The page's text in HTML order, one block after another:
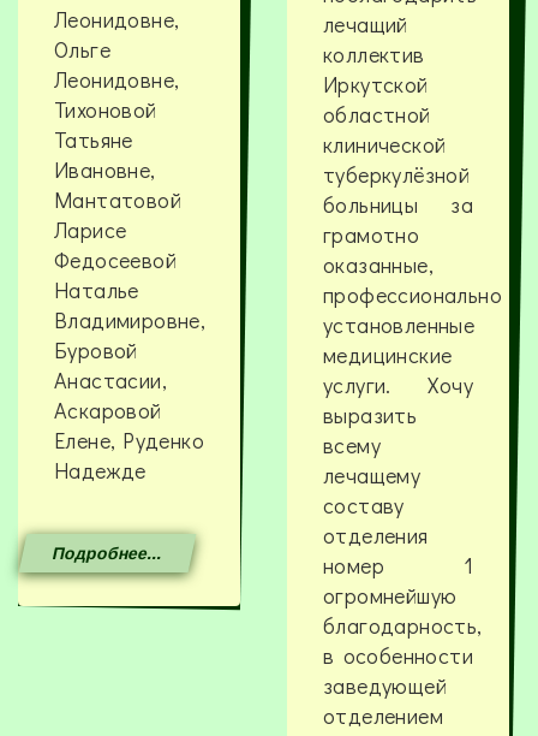
Леонидовне,
Ольге
Леонидовне,
Тихоновой
Татьяне
Ивановне,
Мантатовой
Ларисе
Федосеевой
Наталье
Владимировне,
Буровой
Анастасии,
Аскаровой
Елене, Руденко
Надежде
Подробнее...
лечащий
коллектив
Иркутской
областной
клинической
туберкулёзной
больницы за
грамотно
оказанные,
профессионально
установленные
медицинские
услуги. Хочу
выразить
всему
лечащему
составу
отделения
номер 1
огромнейшую
благодарность,
в особенности
заведующей
отделением